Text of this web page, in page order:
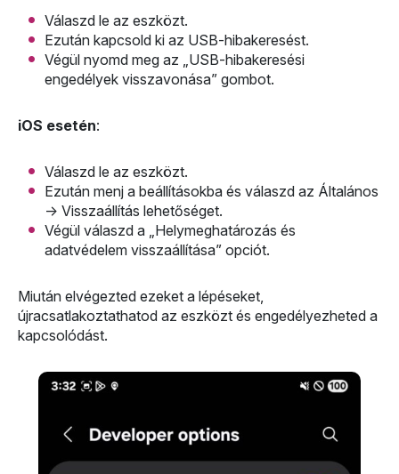
Válaszd le az eszközt.
Ezután kapcsold ki az USB-hibakeresést.
Végül nyomd meg az „USB-hibakeresési
engedélyek visszavonása” gombot.
iOS esetén:
Válaszd le az eszközt.
Ezután menj a beállításokba és válaszd az Általános
-> Visszaállítás lehetőséget.
Végül válaszd a „Helymeghatározás és
adatvédelem visszaállítása” opciót.
Miután elvégezted ezeket a lépéseket,
újracsatlakoztathatod az eszközt és engedélyezheted a
kapcsolódást.